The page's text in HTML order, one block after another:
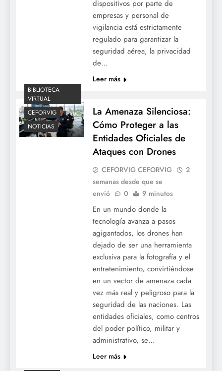
dispositivos por parte de
empresas y personal de
vigilancia está estrictamente
regulado para garantizar la
seguridad aérea, la privacidad
de…
Leer más
BIBLIOTECA
VIRTUAL
CEFORVIG
NOTICIAS
La Amenaza Silenciosa:
Cómo Proteger a las
Entidades Oficiales de
Ataques con Drones
CEFORVIG CEFORVIG
2
semanas desde que se
envió
0 9 minutos
En un mundo donde la
tecnología avanza a pasos
agigantados, los drones han
dejado de ser una herramienta
exclusiva para la fotografía y el
entretenimiento, convirtiéndose
en un vector de amenaza cada
vez más real y peligroso para la
seguridad de las naciones. Las
entidades oficiales, como centros
del poder político, militar y
administrativo, se…
Leer más